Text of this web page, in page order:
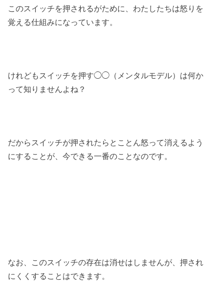
このスイッチを押されるがために、わたしたちは怒りを
覚える仕組みになっています。
けれどもスイッチを押す◯◯（メンタルモデル）は何か
って知りませんよね？
だからスイッチが押されたらとことん怒って消えるよう
にすることが、今できる一番のことなのです。
なお、このスイッチの存在は消せはしませんが、押され
にくくすることはできます。